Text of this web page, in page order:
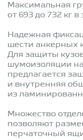
Максимальная
от 693 до 732 кг
Надежная
шести анкерных
Для защиты
шумоизоляции
предлагается
и внутренняя
из
Множество
позволяют
перчаточный